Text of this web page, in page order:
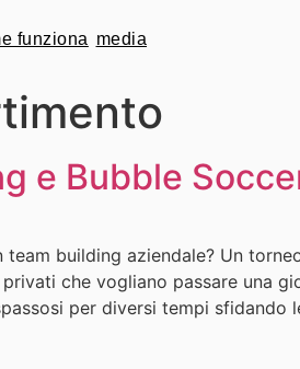
funziona media
e Bubble
building aziendale? Un
che vogliano passare una
per diversi tempi sfidando